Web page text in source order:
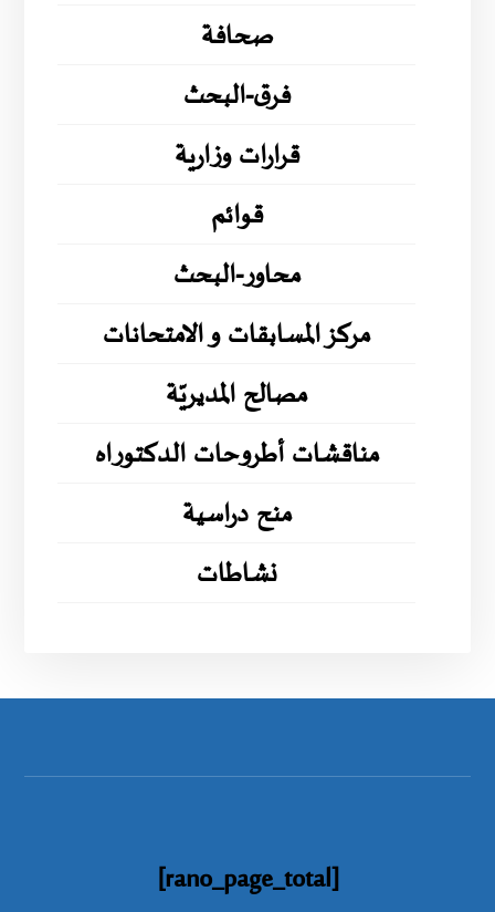
صحافة
فرق-البحث
قرارات وزارية
قوائم
محاور-البحث
مركز المسابقات و الامتحانات
مصالح المديريّة
مناقشات أطروحات الدكتوراه
منح دراسية
نشاطات
[rano_page_total]